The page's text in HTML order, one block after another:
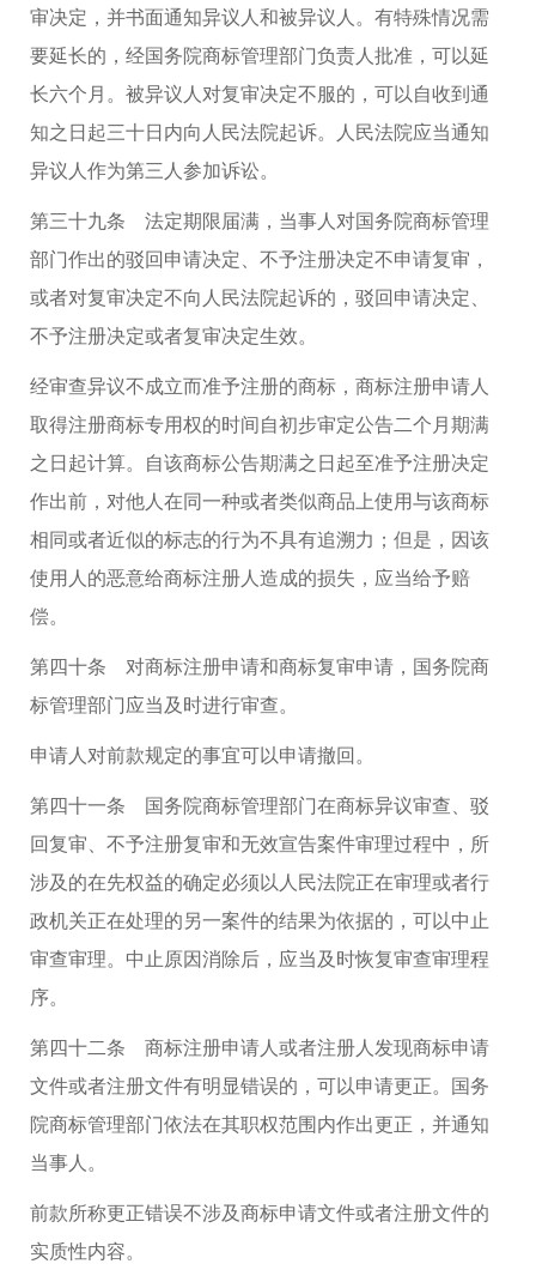
审决定，并书面通知异议人和被异议人。有特殊情况需
要延长的，经国务院商标管理部门负责人批准，可以延
长六个月。被异议人对复审决定不服的，可以自收到通
知之日起三十日内向人民法院起诉。人民法院应当通知
异议人作为第三人参加诉讼。
第三十九条 法定期限届满，当事人对国务院商标管理
部门作出的驳回申请决定、不予注册决定不申请复审，
或者对复审决定不向人民法院起诉的，驳回申请决定、
不予注册决定或者复审决定生效。
经审查异议不成立而准予注册的商标，商标注册申请人
取得注册商标专用权的时间自初步审定公告二个月期满
之日起计算。自该商标公告期满之日起至准予注册决定
作出前，对他人在同一种或者类似商品上使用与该商标
相同或者近似的标志的行为不具有追溯力；但是，因该
使用人的恶意给商标注册人造成的损失，应当给予赔
偿。
第四十条 对商标注册申请和商标复审申请，国务院商
标管理部门应当及时进行审查。
申请人对前款规定的事宜可以申请撤回。
第四十一条 国务院商标管理部门在商标异议审查、驳
回复审、不予注册复审和无效宣告案件审理过程中，所
涉及的在先权益的确定必须以人民法院正在审理或者行
政机关正在处理的另一案件的结果为依据的，可以中止
审查审理。中止原因消除后，应当及时恢复审查审理程
序。
第四十二条 商标注册申请人或者注册人发现商标申请
文件或者注册文件有明显错误的，可以申请更正。国务
院商标管理部门依法在其职权范围内作出更正，并通知
当事人。
前款所称更正错误不涉及商标申请文件或者注册文件的
实质性内容。